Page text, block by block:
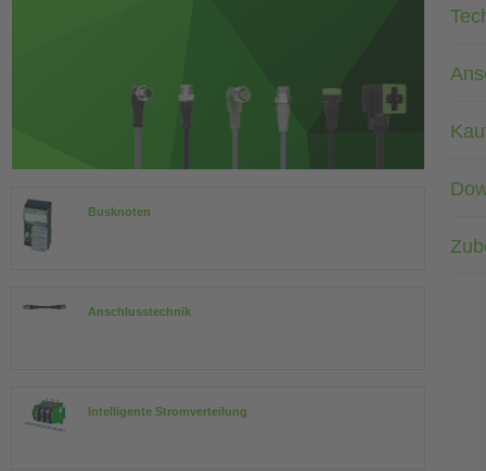
Busknoten
Anschlusstechnik
Intelligente Stromverteilung